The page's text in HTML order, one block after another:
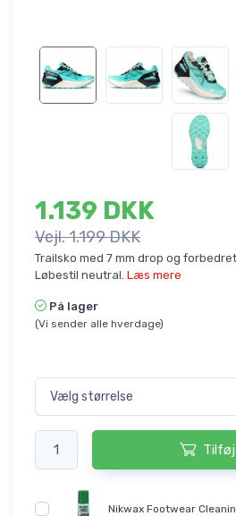
1.139 DKK
Vejl. 1.199 DKK
Trailsko med 7 mm drop og
Løbestil neutral. Læs mere
På lager
(Vi sender alle hverdage)
Nikwax Footwear